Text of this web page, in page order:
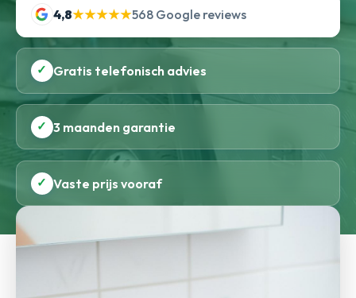
4,8★★★★★568 Google reviews
✓ Gratis telefonisch advies
✓ 3 maanden garantie
✓ Vaste prijs vooraf